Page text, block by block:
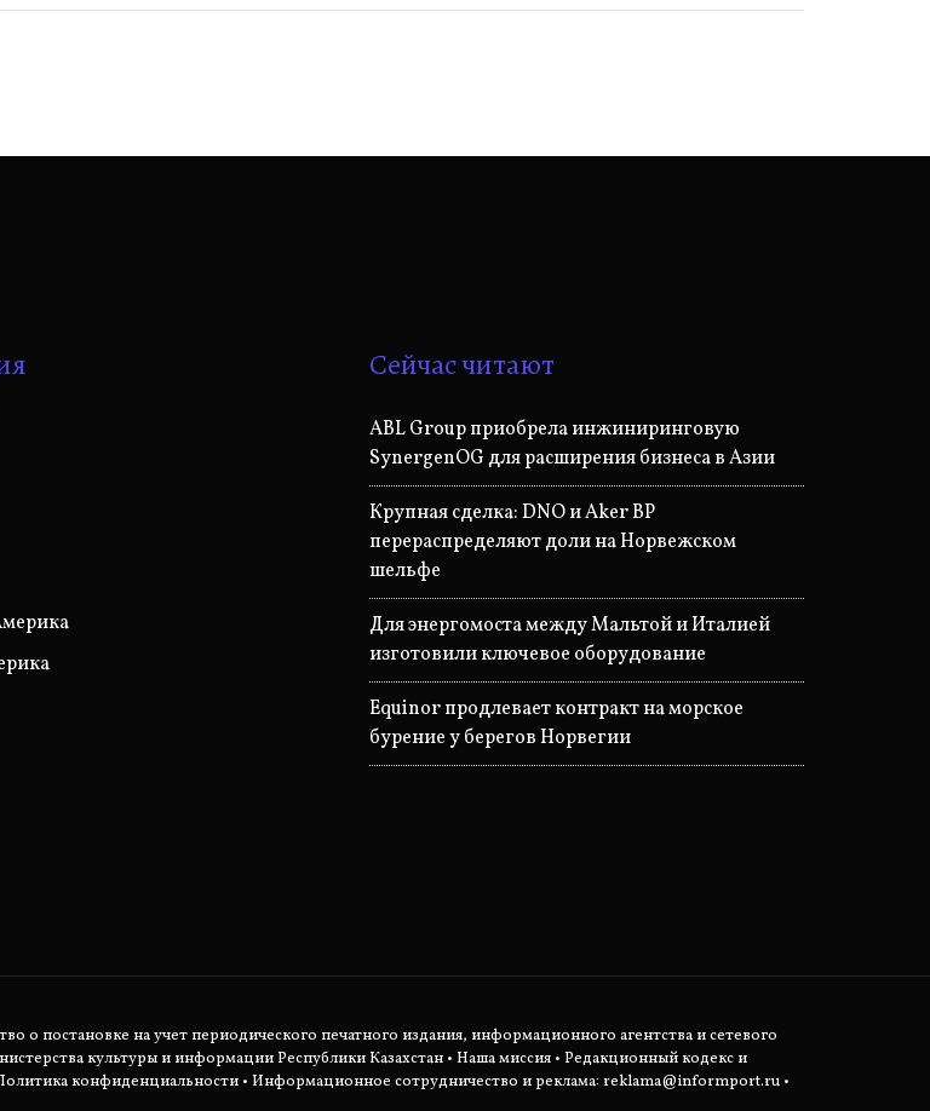
Сейчас читают
ABL Group приобрела инжиниринговую
SynergenOG для расширения бизнеса в Азии
Крупная сделка: DNO и Aker BP
перераспределяют доли на Норвежском
шельфе
Для энергомоста между Мальтой и Италией
изготовили ключевое оборудование
Equinor продлевает контракт на морское
бурение у берегов Норвегии
постановке на учет периодического печатного издания, информационного агентства и сетевого
культуры и информации Республики Казахстан •Наша миссия •Редакционный кодекс и
конфиденциальности • Информационное сотрудничество и реклама:reklama@informport.ru •